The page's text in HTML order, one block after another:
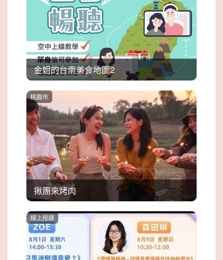
金姐的台南美食地圖2
揪團來烤肉
桃園市
線上授課